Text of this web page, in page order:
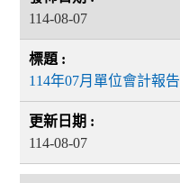
114-08-07
114年07月單位會計報告
114-08-07